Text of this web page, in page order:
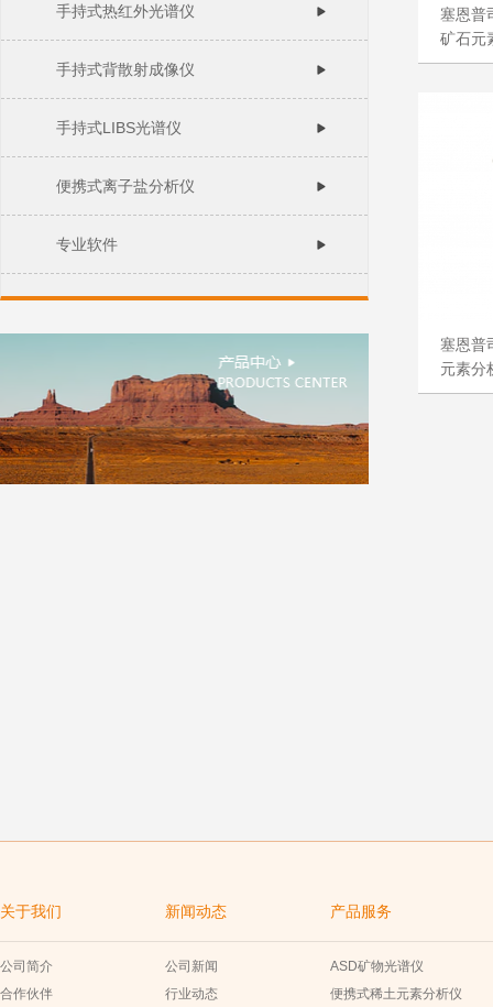
手持式热红外光谱仪
手持式背散射成像仪
手持式LIBS光谱仪
便携式离子盐分析仪
专业软件
塞恩普
矿石元
塞恩普
元素分
关于我们
公司简介
合作伙伴
新闻动态
公司新闻
行业动态
产品服务
ASD矿物光谱仪
便携式稀土元素分析仪